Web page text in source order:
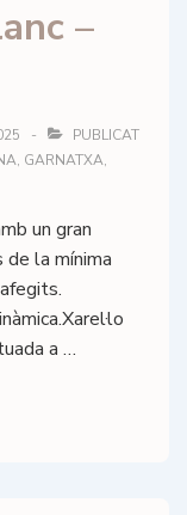
–
PUBLICAT
, GARNATXA,
un gran
la mínima
a …